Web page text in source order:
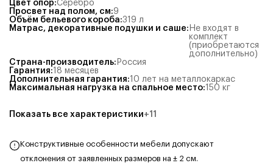
Цвет опор:Серебро
Просвет над полом, см:9
Объём бельевого короба:319 л
Матрас, декоративные подушки и саше: Не входят в
комплект
(приобретаются
дополнительно)
Страна-производитель: Россия
Гарантия:18 месяцев
Дополнительная гарантия:10 лет на металлокаркас
Максимальная нагрузка на спальное место:150 кг
Показать все характеристики+11
Конструктивные особенности мебели допускают
отклонения от заявленных размеров на ± 2 см.